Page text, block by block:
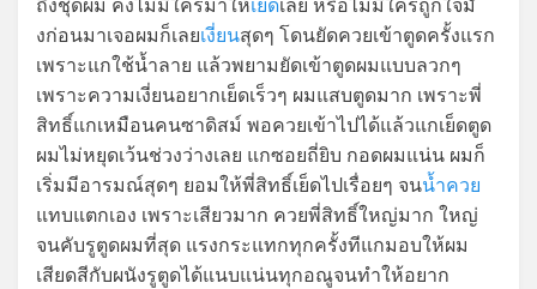
ถึงชุดผม คงไม่มีใครมาให้เย็ดเลย หรือไม่มีใครถูกใจมั้
งก่อนมาเจอผมก็เลยเงี่ยนสุดๆ โดนยัดควยเข้าตูดครั้งแรก
เพราะแกใช้น้ำลาย แล้วพยามยัดเข้าตูดผมแบบลวกๆ
เพราะความเงี่ยนอยากเย็ดเร็วๆ ผมแสบตูดมาก เพราะพี่
สิทธิ์แกเหมือนคนซาดิสม์ พอควยเข้าไปได้แล้วแกเย็ดตูด
ผมไม่หยุดเว้นช่วงว่างเลย แกซอยถี่ยิบ กอดผมแน่น ผมก็
เริ่มมีอารมณ์สุดๆ ยอมให้พี่สิทธิ์เย็ดไปเรื่อยๆ จนน้ำควย
แทบแตกเอง เพราะเสียวมาก ควยพี่สิทธิ์ใหญ่มาก ใหญ่
จนคับรูตูดผมที่สุด แรงกระแทกทุกครั้งทีแกมอบให้ผม
เสียดสีกับผนังรูตูดได้แนบแน่นทุกอณูจนทำให้อยาก